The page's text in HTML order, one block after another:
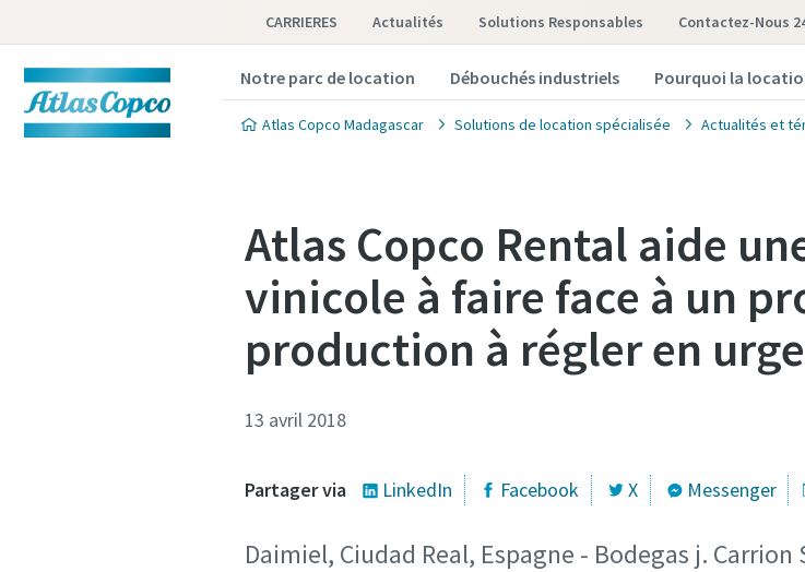
CARRIERES Actualités Solutions Responsables Contactez-Nous
Notre parc de location Débouchés industriels Pourquoi la
Atlas Copco Madagascar Solutions de location spécialisée Actualités et
Atlas Copco Rental aide
vinicole à faire face à un
production à régler en
13 avril 2018
Partager via LinkedIn Facebook X Messenger
Daimiel, Ciudad Real, Espagne - Bodegas j.